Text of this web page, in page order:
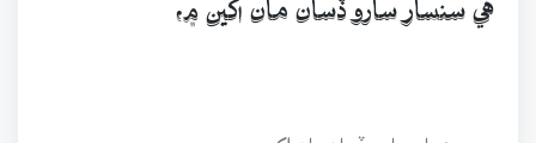
هي سنسار سارو ڏسان مان اکين ۾،
هي سنسار سارو ڏسان مان اکين ۾،